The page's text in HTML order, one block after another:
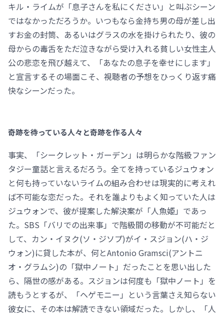
キル・ライムが「息子さんを私にください」と叫ぶシーン
ではなかっただろうか。いつもなら金持ち男の母が差し出
すお金の封筒、あるいはグラスの水を掛けられたり、彼の
母からの毒舌をただ泣きながら受け入れる貧しい女性主人
公の悲恋を飛び越えて、「あなたの息子を幸せにします」
と宣言するその場面こそ、視聴者の予想をひっくり返す痛
快なシーンだった。
奇跡を待っている人々と奇跡を作る人々
事実、「シークレット・ガーデン」は明らかな階級ファン
タジー童話と言えるだろう。全てを持っているジュウォン
と何も持っていないライムの組み合わせは現実的に考えれ
ば不可能な恋だった。それを誰よりもよく知っていた人は
ジュウォンで、彼が提案した解決案が「人魚姫」であっ
た。SBS「バリでの出来事」で階級間の移動が不可能だと
して、カン・イヌク(ソ・ジソプ)がイ・スジョン(ハ・ジ
ウォン)に貸した本が、何とAntonio Gramsci(アントニ
オ・グラムシ)の「獄中ノート」だったことを思い出した
ら、隔世の感がある。スジョンは何度も「獄中ノート」を
読もうとするが、「ヘゲモニー」という言葉さえ知らない
彼女に、その本は解読できない領域だった。しかし、「人